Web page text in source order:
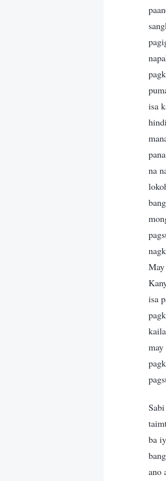
isa
na
isa
ba
ano